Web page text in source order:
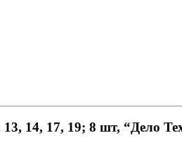
14, 17, 19; 8 шт, “Дело